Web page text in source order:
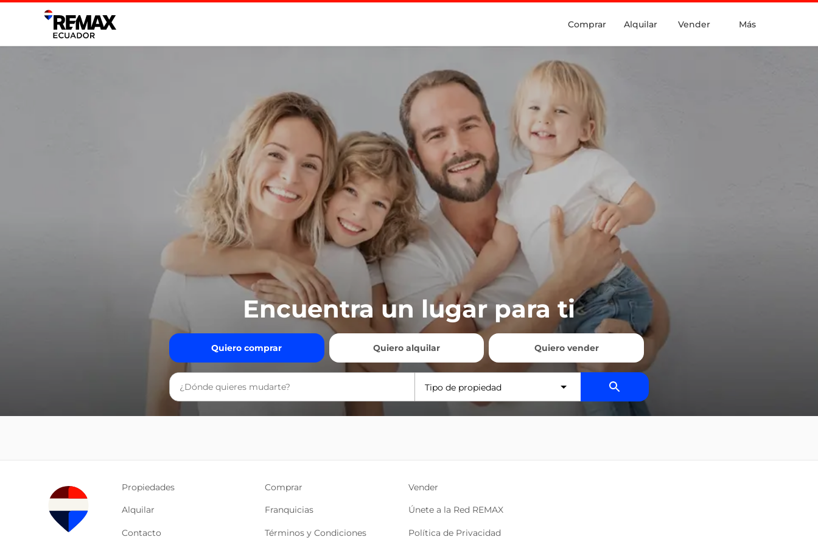
Comprar Alquilar Vender Más
Encuentra un lugar para ti
Quiero comprar Quiero alquilar Quiero vender
Tipo de propiedad
Propiedades Comprar Vender
Alquilar Franquicias Únete a la Red REMAX
Contacto Términos y Condiciones Política de Privacidad